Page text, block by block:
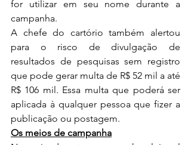
for utilizar em seu nome durante a
campanha.
A chefe do cartório também alertou
para o risco de divulgação de
resultados de pesquisas sem registro
que pode gerar multa de R$ 52 mil a até
R$ 106 mil. Essa multa que poderá ser
aplicada à qualquer pessoa que fizer a
publicação ou postagem.
Os meios de campanha